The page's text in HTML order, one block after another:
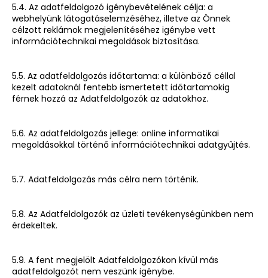
5.4. Az adatfeldolgozó igénybevételének célja: a
webhelyünk látogatáselemzéséhez, illetve az Önnek
célzott reklámok megjelenítéséhez igénybe vett
információtechnikai megoldások biztosítása.
5.5. Az adatfeldolgozás időtartama: a különböző céllal
kezelt adatoknál fentebb ismertetett időtartamokig
férnek hozzá az Adatfeldolgozók az adatokhoz.
5.6. Az adatfeldolgozás jellege: online informatikai
megoldásokkal történő információtechnikai adatgyűjtés.
5.7. Adatfeldolgozás más célra nem történik.
5.8. Az Adatfeldolgozók az üzleti tevékenységünkben nem
érdekeltek.
5.9. A fent megjelölt Adatfeldolgozókon kívül más
adatfeldolgozót nem veszünk igénybe.